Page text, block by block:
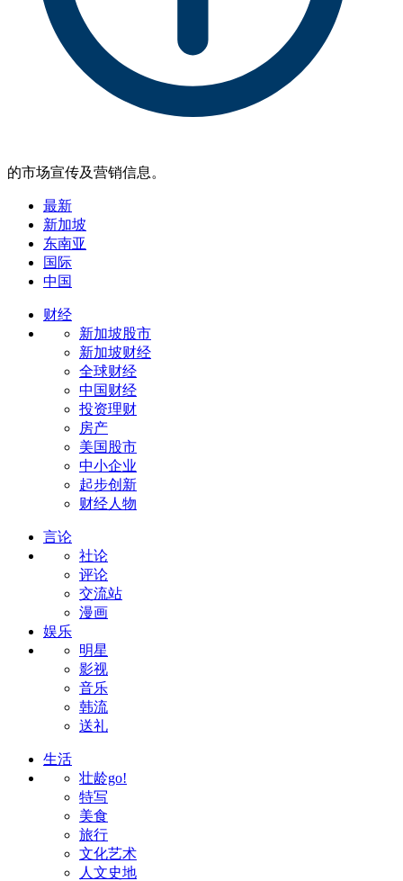
的市场宣传及营销信息。
最新
新加坡
东南亚
国际
中国
财经
新加坡股市
新加坡财经
全球财经
中国财经
投资理财
房产
美国股市
中小企业
起步创新
财经人物
言论
社论
评论
交流站
漫画
娱乐
明星
影视
音乐
韩流
送礼
生活
壮龄go!
特写
美食
旅行
文化艺术
人文史地